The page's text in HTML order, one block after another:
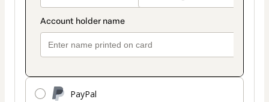
PayPal